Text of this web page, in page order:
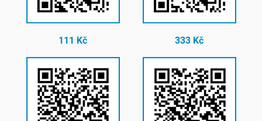
111 Kč 333 Kč